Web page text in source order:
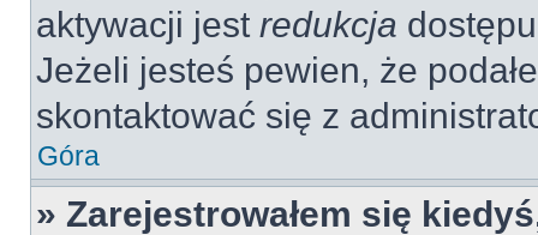
aktywacji jest redukcja
Jeżeli jesteś pewien, że
skontaktować się z
Góra
» Zarejestrowałem się